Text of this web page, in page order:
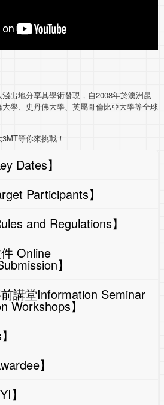
出地分享其學術發現，自2008年於澳洲昆
學、史丹佛大學、英屬哥倫比亞大學等全球
3MT等你來挑戰！
Dates】
Participants】
and Regulations】
Online
】
前講堂Information Seminar
Workshops】
】
】